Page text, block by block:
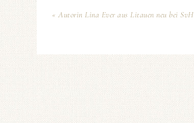
« Autorin Lina Ever aus Litauen neu bei SvH